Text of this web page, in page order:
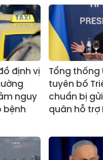
định vị
nguy
bệnh
Tổng thống
tuyên bố
chuẩn bị
quân hỗ trợ